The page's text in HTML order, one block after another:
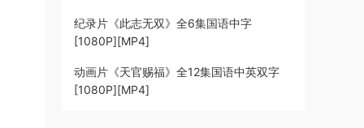
纪录片《此志无双》全6集国语中字
[1080P][MP4]
动画片《天官赐福》全12集国语中英双字
[1080P][MP4]